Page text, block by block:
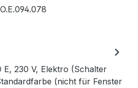
E, 230 V, Elektro (Schalter
(nicht für Fenster